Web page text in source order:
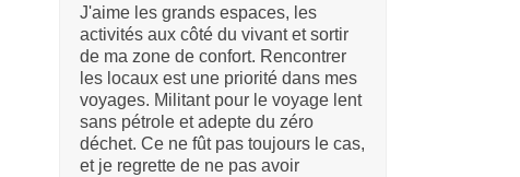
J'aime les grands espaces, les
activités aux côté du vivant et sortir
de ma zone de confort. Rencontrer
les locaux est une priorité dans mes
voyages. Militant pour le voyage lent
sans pétrole et adepte du zéro
déchet. Ce ne fût pas toujours le cas,
et je regrette de ne pas avoir